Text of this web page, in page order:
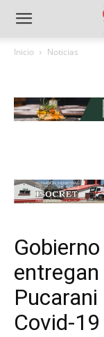
Inicio Noticias
Covid-19